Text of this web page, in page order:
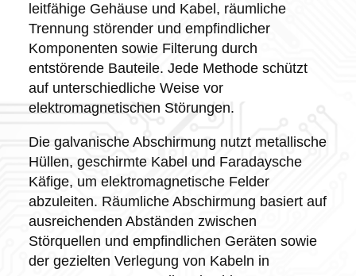
leitfähige Gehäuse und Kabel, räumliche
Trennung störender und empfindlicher
Komponenten sowie Filterung durch
entstörende Bauteile. Jede Methode schützt
auf unterschiedliche Weise vor
elektromagnetischen Störungen.
Die galvanische Abschirmung nutzt metallische
Hüllen, geschirmte Kabel und Faradaysche
Käfige, um elektromagnetische Felder
abzuleiten. Räumliche Abschirmung basiert auf
ausreichenden Abständen zwischen
Störquellen und empfindlichen Geräten sowie
der gezielten Verlegung von Kabeln in